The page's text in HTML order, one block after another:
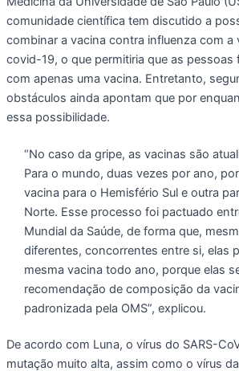
comunidade científica tem discutido a
combinar a vacina contra influenza com a
covid-19, o que permitiria que as pessoas
com apenas uma vacina. Entretanto,
obstáculos ainda apontam que por
essa possibilidade.
“No caso da gripe, as vacinas são
Para o mundo, duas vezes por ano,
vacina para o Hemisfério Sul e outra
Norte. Esse processo foi pactuado
Mundial da Saúde, de forma que,
diferentes, concorrentes entre si, elas
mesma vacina todo ano, porque elas
recomendação de composição da
padronizada pela OMS”, explicou.
De acordo com Luna, o vírus do SARS-
mutação muito alta, assim como o vírus